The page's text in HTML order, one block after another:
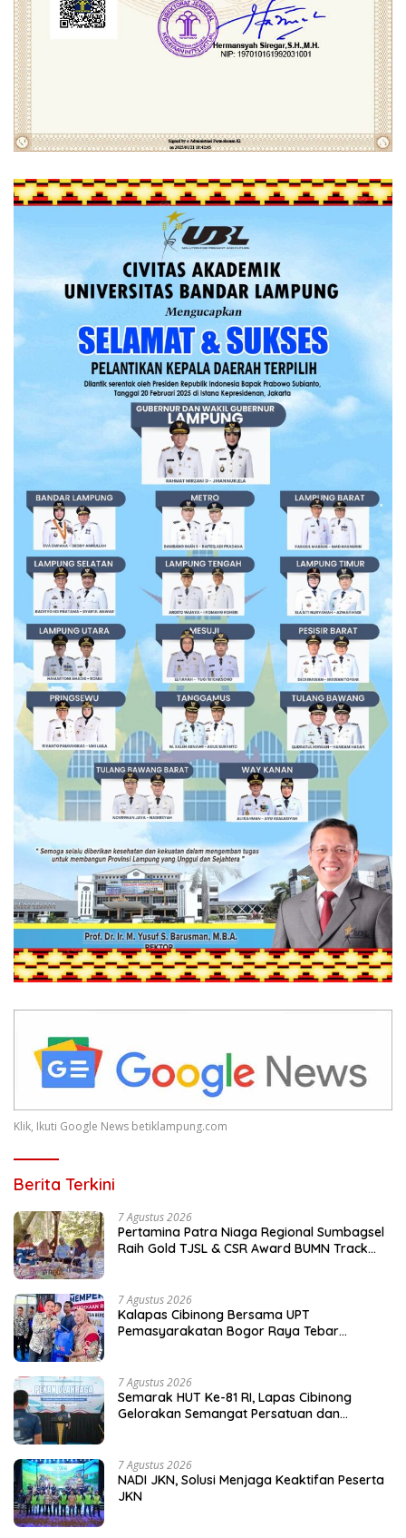
Klik, Ikuti Google News betiklampung.com
Berita Terkini
7 Agustus 2026
Pertamina Patra Niaga Regional Sumbagsel
Raih Gold TJSL & CSR Award BUMN Track
7 Agustus 2026
Kalapas Cibinong Bersama UPT
Pemasyarakatan Bogor Raya Tebar
7 Agustus 2026
Semarak HUT Ke-81 RI, Lapas Cibinong
Gelorakan Semangat Persatuan dan
7 Agustus 2026
NADI JKN, Solusi Menjaga Keaktifan Peserta
JKN